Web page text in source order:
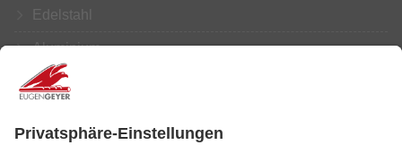
Edelstahl
Aluminium
Kupfer